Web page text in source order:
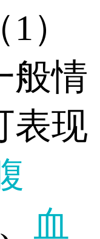
）
般情
表现
、
血